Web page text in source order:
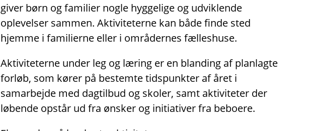
giver børn og familier nogle hyggelige og udviklende
oplevelser sammen. Aktiviteterne kan både finde sted
hjemme i familierne eller i områdernes fælleshuse.
Aktiviteterne under leg og læring er en blanding af planlagte
forløb, som kører på bestemte tidspunkter af året i
samarbejde med dagtilbud og skoler, samt aktiviteter der
løbende opstår ud fra ønsker og initiativer fra beboere.